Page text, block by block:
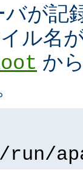
バが記
ル名
か